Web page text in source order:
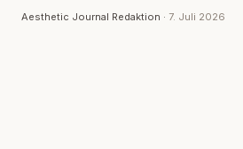
Aesthetic Journal Redaktion · 7. Juli 2026